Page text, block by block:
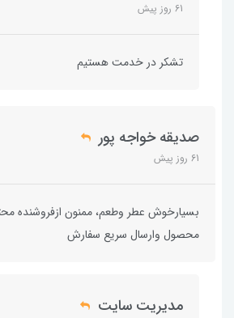
61 روز پیش
تشکر در خدمت هستیم
صدیقه خواجه پور
61 روز پیش
بسیارخوش عطر وطعم، ممنون ازفروشنده
محصول وارسال سریع سفارش
مدیریت سایت